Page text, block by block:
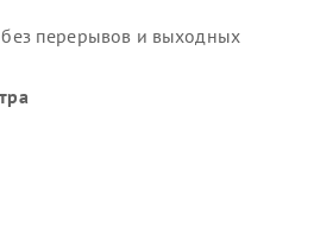
перерывов и выходных